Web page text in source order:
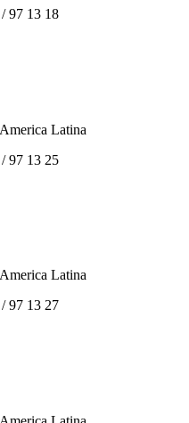
97 13 18
Latina
97 13 25
Latina
97 13 27